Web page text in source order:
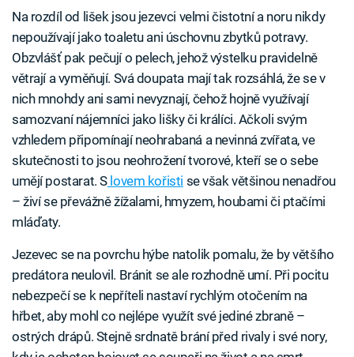
Na rozdíl od lišek jsou jezevci velmi čistotní a noru nikdy
nepoužívají jako toaletu ani úschovnu zbytků potravy.
Obzvlášť pak pečují o pelech, jehož výstelku pravidelně
větrají a vyměňují. Svá doupata mají tak rozsáhlá, že se v
nich mnohdy ani sami nevyznají, čehož hojně využívají
samozvaní nájemníci jako lišky či králíci. Ačkoli svým
vzhledem připomínají neohrabaná a nevinná zvířata, ve
skutečnosti to jsou neohrožení tvorové, kteří se o sebe
umějí postarat. Slovem kořisti se však většinou nenadřou
– živí se převážně žížalami, hmyzem, houbami či ptačími
mláďaty.
Jezevec se na povrchu hýbe natolik pomalu, že by většího
predátora neulovil. Bránit se ale rozhodně umí. Při pocitu
nebezpečí se k nepříteli nastaví rychlým otočením na
hřbet, aby mohl co nejlépe využít své jediné zbraně –
ostrých drápů. Stejně srdnatě brání před rivaly i své nory,